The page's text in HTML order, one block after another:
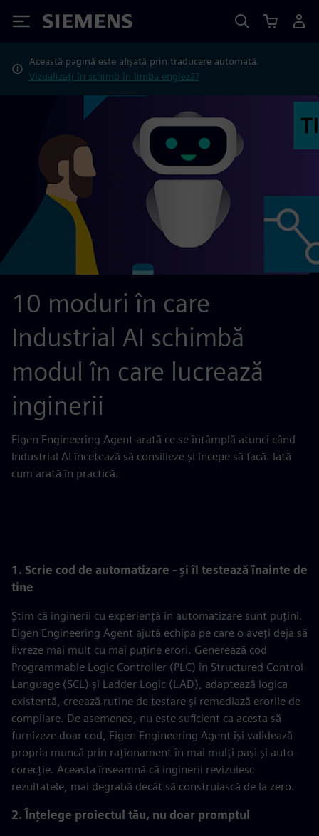
Siemens
Această pagină este afișată prin traducere automată.
Vizualizați în schimb în limba engleză?
10 moduri în care
Industrial AI schimbă
modul în care lucrează
inginerii
Eigen Engineering Agent arată ce se întâmplă atunci când
Industrial AI încetează să consilieze și începe să facă. Iată
cum arată în practică.
1. Scrie cod de automatizare - și îl testează înainte de
tine
Știm că inginerii cu experiență în automatizare sunt puțini.
Eigen Engineering Agent ajută echipa pe care o aveți deja să
livreze mai mult cu mai puține erori. Generează cod
Programmable Logic Controller (PLC) în Structured Control
Language (SCL) și Ladder Logic (LAD), adaptează logica
existentă, creează rutine de testare și remediază erorile de
compilare. De asemenea, nu este suficient ca acesta să
furnizeze doar cod, Eigen Engineering Agent își validează
propria muncă prin raționament în mai mulți pași și auto-
corecție. Aceasta înseamnă că inginerii revizuiesc
rezultatele, mai degrabă decât să construiască de la zero.
2. Înțelege proiectul tău, nu doar promptul